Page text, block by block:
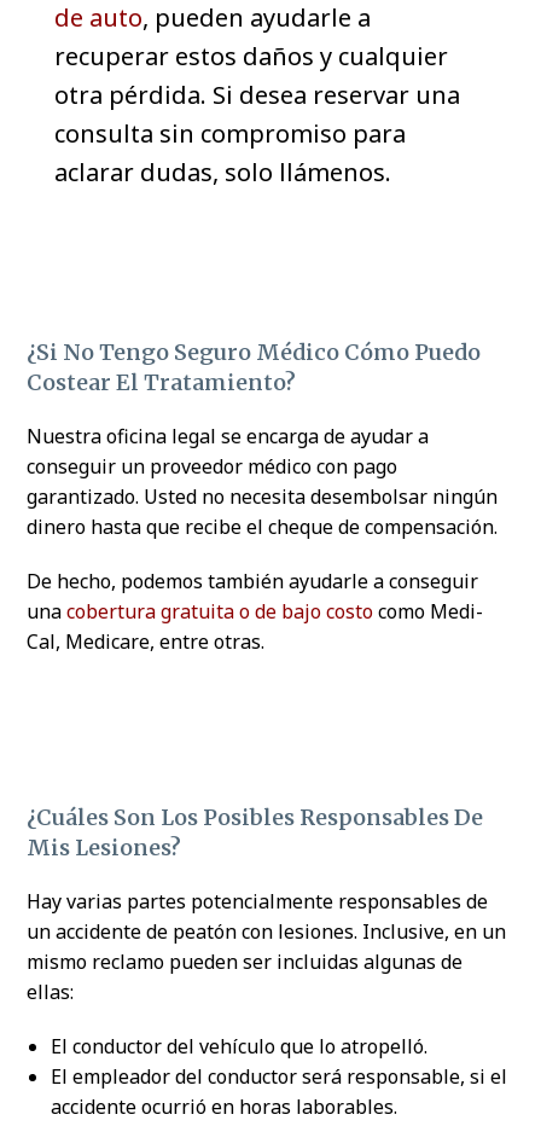
de auto, pueden ayudarle a
recuperar estos daños y cualquier
otra pérdida. Si desea reservar una
consulta sin compromiso para
aclarar dudas, solo llámenos.
¿Si No Tengo Seguro Médico Cómo Puedo
Costear El Tratamiento?
Nuestra oficina legal se encarga de ayudar a
conseguir un proveedor médico con pago
garantizado. Usted no necesita desembolsar ningún
dinero hasta que recibe el cheque de compensación.
De hecho, podemos también ayudarle a conseguir
unacobertura gratuita o de bajo costocomo Medi-
Cal, Medicare, entre otras.
¿Cuáles Son Los Posibles Responsables De
Mis Lesiones?
Hay varias partes potencialmente responsables de
un accidente de peatón con lesiones. Inclusive, en un
mismo reclamo pueden ser incluidas algunas de
ellas:
El conductor del vehículo que lo atropelló.
El empleador del conductor será responsable, si el
accidente ocurrió en horas laborables.